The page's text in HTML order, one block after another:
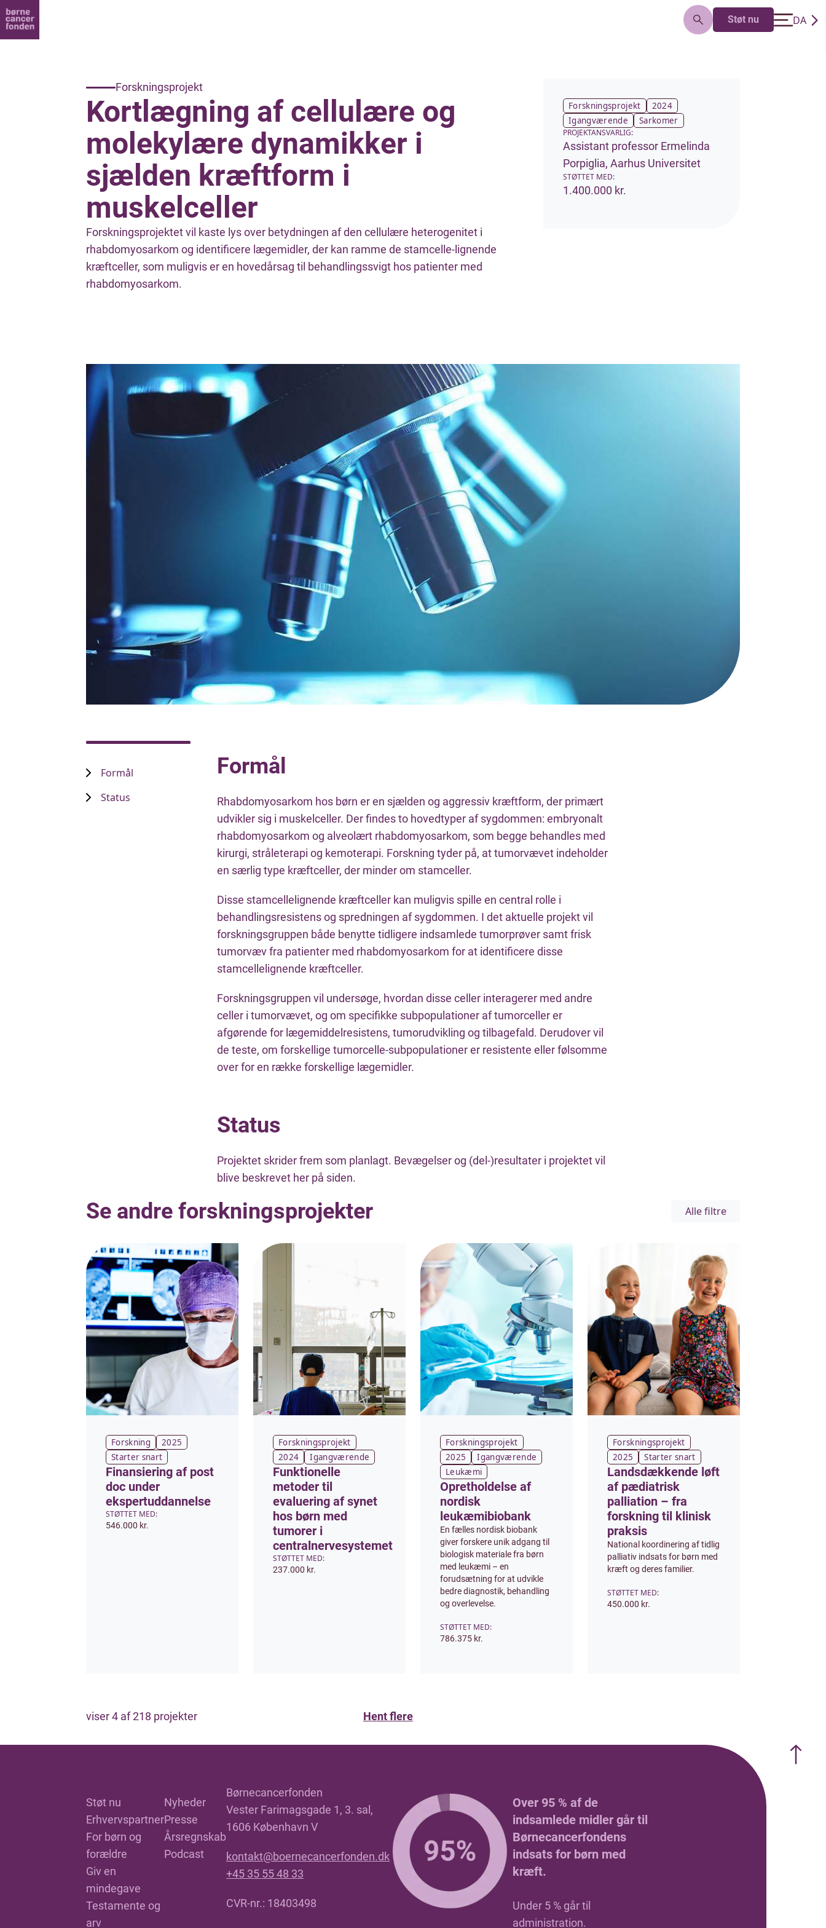
Støt nu
DA
Forskningsprojekt
Kortlægning af cellulære og
molekylære dynamikker i
sjælden kræftform i
muskelceller
Forskningsprojektet vil kaste lys over betydningen af den cellulære heterogenitet i
rhabdomyosarkom og identificere lægemidler, der kan ramme de stamcelle-lignende
kræftceller, som muligvis er en hovedårsag til behandlingssvigt hos patienter med
rhabdomyosarkom.
Forskningsprojekt
2024
Igangværende
Sarkomer
PROJEKTANSVARLIG:
Assistant professor Ermelinda
Porpiglia, Aarhus Universitet
STØTTET MED:
1.400.000 kr.
Formål
Status
Formål
Rhabdomyosarkom hos børn er en sjælden og aggressiv kræftform, der primært
udvikler sig i muskelceller. Der findes to hovedtyper af sygdommen: embryonalt
rhabdomyosarkom og alveolært rhabdomyosarkom, som begge behandles med
kirurgi, stråleterapi og kemoterapi. Forskning tyder på, at tumorvævet indeholder
en særlig type kræftceller, der minder om stamceller.
Disse stamcellelignende kræftceller kan muligvis spille en central rolle i
behandlingsresistens og spredningen af sygdommen. I det aktuelle projekt vil
forskningsgruppen både benytte tidligere indsamlede tumorprøver samt frisk
tumorvæv fra patienter med rhabdomyosarkom for at identificere disse
stamcellelignende kræftceller.
Forskningsgruppen vil undersøge, hvordan disse celler interagerer med andre
celler i tumorvævet, og om specifikke subpopulationer af tumorceller er
afgørende for lægemiddelresistens, tumorudvikling og tilbagefald. Derudover vil
de teste, om forskellige tumorcelle-subpopulationer er resistente eller følsomme
over for en række forskellige lægemidler.
Status
Projektet skrider frem som planlagt. Bevægelser og (del-)resultater i projektet vil
blive beskrevet her på siden.
Se andre forskningsprojekter Alle filtre
Forskning
2025
Starter snart
Finansiering af post
doc under
ekspertuddannelse
STØTTET MED:
546.000 kr.
Forskningsprojekt
2024
Igangværende
Funktionelle
metoder til
evaluering af synet
hos børn med
tumorer i
centralnervesystemet
STØTTET MED:
237.000 kr.
Forskningsprojekt
2025
Igangværende
Leukæmi
Opretholdelse af
nordisk
leukæmibiobank
En fælles nordisk biobank
giver forskere unik adgang til
biologisk materiale fra børn
med leukæmi – en
forudsætning for at udvikle
bedre diagnostik, behandling
og overlevelse.
STØTTET MED:
786.375 kr.
Forskningsprojekt
2025
Starter snart
Landsdækkende løft
af pædiatrisk
palliation – fra
forskning til klinisk
praksis
National koordinering af tidlig
palliativ indsats for børn med
kræft og deres familier.
STØTTET MED:
450.000 kr.
viser4 af218 projekter Hent flere
Støt nu
Erhvervspartner
For børn og
forældre
Giv en
mindegave
Testamente og
arv
Nyheder
Presse
Årsregnskab
Podcast
Børnecancerfonden
Vester Farimagsgade 1, 3. sal,
1606 København V
kontakt@boernecancerfonden.dk
+45 35 55 48 33
CVR-nr.: 18403498
Over 95 % af de
indsamlede midler går til
Børnecancerfondens
indsats for børn med
kræft.
Under 5 % går til
administration.